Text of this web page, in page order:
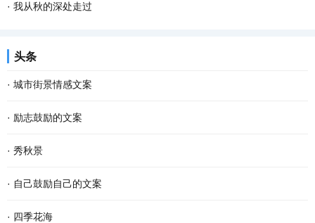
· 我从秋的深处走过
头条
· 城市街景情感文案
· 励志鼓励的文案
· 秀秋景
· 自己鼓励自己的文案
· 四季花海